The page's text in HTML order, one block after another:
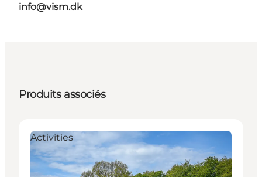
info@vism.dk
Produits associés
Activities